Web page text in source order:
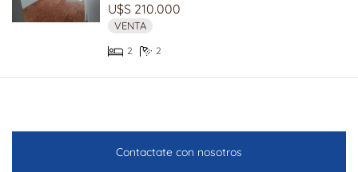
U$S 210.000
VENTA
2 2
Contactate con nosotros